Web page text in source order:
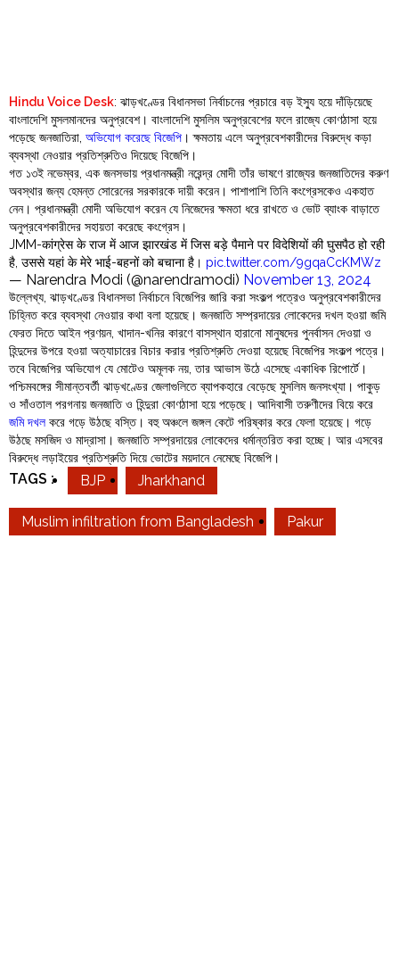
Hindu Voice Desk: ঝাড়খণ্ডের বিধানসভা নির্বাচনের প্রচারে বড় ইস্যু হয়ে দাঁড়িয়েছে
বাংলাদেশি মুসলমানদের অনুপ্রবেশ। বাংলাদেশি মুসলিম অনুপ্রবেশের ফলে রাজ্যে কোণঠাসা হয়ে
পড়েছে জনজাতিরা, অভিযোগ করেছে বিজেপি । ক্ষমতায় এলে অনুপ্রবেশকারীদের বিরুদ্ধে কড়া
ব্যবস্থা নেওয়ার প্রতিশ্রুতিও দিয়েছে বিজেপি।
গত ১৩ই নভেম্বর, এক জনসভায় প্রধানমন্ত্রী নরেন্দ্র মোদী তাঁর ভাষণে রাজ্যের জনজাতিদের করুণ
অবস্থার জন্য হেমন্ত সোরেনের সরকারকে দায়ী করেন। পাশাপাশি তিনি কংগ্রেসকেও একহাত
নেন। প্রধানমন্ত্রী মোদী অভিযোগ করেন যে নিজেদের ক্ষমতা ধরে রাখতে ও ভোট ব্যাংক বাড়াতে
অনুপ্রবেশকারীদের সহায়তা করেছে কংগ্রেস।
JMM-कांग्रेस के राज में आज झारखंड में जिस बड़े पैमाने पर विदेशियों की घुसपैठ हो रही
है, उससे यहां के मेरे भाई-बहनों को बचाना है। pic.twitter.com/9gqaCcKMWz
— Narendra Modi (@narendramodi) November 13, 2024
উল্লেখ্য, ঝাড়খণ্ডের বিধানসভা নির্বাচনে বিজেপির জারি করা সংকল্প পত্রেও অনুপ্রবেশকারীদের
চিহ্নিত করে ব্যবস্থা নেওয়ার কথা বলা হয়েছে। জনজাতি সম্প্রদায়ের লোকেদের দখল হওয়া জমি
ফেরত দিতে আইন প্রণয়ন, খাদান-খনির কারণে বাসস্থান হারানো মানুষদের পুনর্বাসন দেওয়া ও
হিন্দুদের উপরে হওয়া অত্যাচারের বিচার করার প্রতিশ্রুতি দেওয়া হয়েছে বিজেপির সংকল্প পত্রে।
তবে বিজেপির অভিযোগ যে মোটেও অমূলক নয়, তার আভাস উঠে এসেছে একাধিক রিপোর্টে।
পশ্চিমবঙ্গের সীমান্তবর্তী ঝাড়খণ্ডের জেলাগুলিতে ব্যাপকহারে বেড়েছে মুসলিম জনসংখ্যা। পাকুড়
ও সাঁওতাল পরগনায় জনজাতি ও হিন্দুরা কোণঠাসা হয়ে পড়েছে। আদিবাসী তরুণীদের বিয়ে করে
জমি দখল করে গড়ে উঠছে বস্তি। বহু অঞ্চলে জঙ্গল কেটে পরিষ্কার করে ফেলা হয়েছে। গড়ে
উঠছে মসজিদ ও মাদ্রাসা। জনজাতি সম্প্রদায়ের লোকেদের ধর্মান্তরিত করা হচ্ছে। আর এসবের
বিরুদ্ধে লড়াইয়ের প্রতিশ্রুতি দিয়ে ভোটের ময়দানে নেমেছে বিজেপি।
TAGS : BJP Jharkhand
Muslim infiltration from Bangladesh Pakur